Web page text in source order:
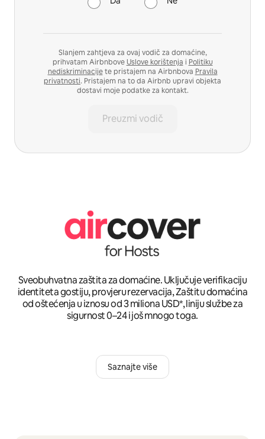
Slanjem zahtjeva za ovaj vodič za domaćine,
prihvatam AirbnboveUslove korištenja i Politiku
nediskriminacijete pristajem na Airbnbova Pravila
privatnosti. Pristajem na to da Airbnb upravi objekta
dostavi moje podatke za kontakt.
Preuzmi vodič
Sveobuhvatna zaštita za domaćine. Uključuje verifikaciju
identiteta gostiju, provjeru rezervacija, Zaštitu domaćina
od oštećenja u iznosu od 3 miliona USD*, liniju službe za
sigurnost 0–24 i još mnogo toga.
Saznajte više